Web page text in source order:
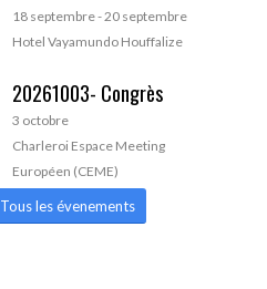
18 septembre-20 septembre
Hotel Vayamundo Houffalize
20261003- Congrès
3 octobre
Charleroi Espace Meeting
Européen (CEME)
Tous les évenements